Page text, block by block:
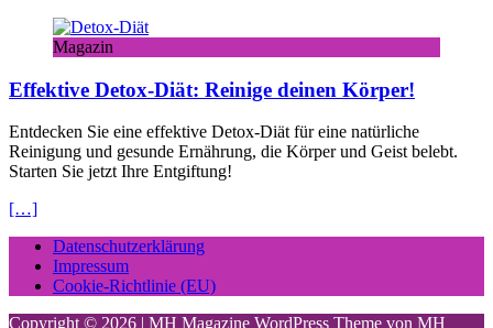
Magazin
Effektive Detox-Diät: Reinige deinen Körper!
Entdecken Sie eine effektive Detox-Diät für eine natürliche
Reinigung und gesunde Ernährung, die Körper und Geist belebt.
Starten Sie jetzt Ihre Entgiftung!
[…]
Datenschutzerklärung
Impressum
Cookie-Richtlinie (EU)
Copyright © 2026 | MH Magazine WordPress Theme von MH